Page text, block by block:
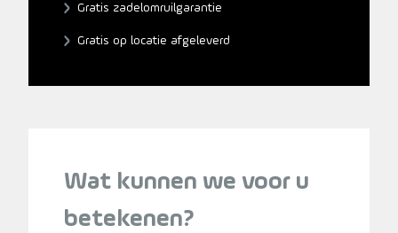
Gratis zadelomruilgarantie
Gratis op locatie afgeleverd
Wat kunnen we voor u
betekenen?